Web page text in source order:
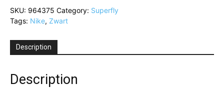
SKU: 964375 Category: Superfly
Tags: Nike, Zwart
Description
Description